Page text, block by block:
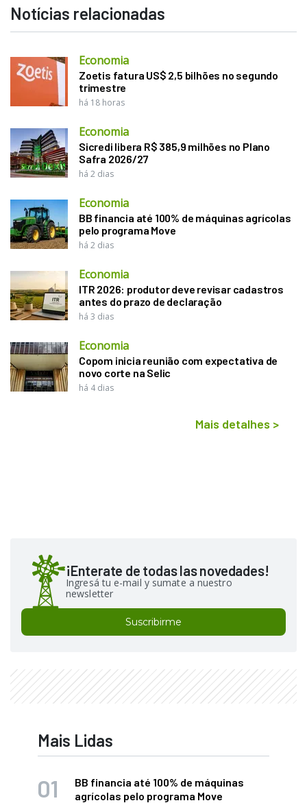
Notícias relacionadas
Economia
Zoetis fatura US$ 2,5 bilhões no segundo
trimestre
há 18 horas
Economia
Sicredi libera R$ 385,9 milhões no Plano
Safra 2026/27
há 2 dias
Economia
BB financia até 100% de máquinas agrícolas
pelo programa Move
há 2 dias
Economia
ITR 2026: produtor deve revisar cadastros
antes do prazo de declaração
há 3 dias
Economia
Copom inicia reunião com expectativa de
novo corte na Selic
há 4 dias
Mais detalhes >
¡Enterate de todas las novedades!
Ingresá tu e-mail y sumate a nuestro
newsletter
Suscribirme
Mais Lidas
BB financia até 100% de máquinas
agrícolas pelo programa Move